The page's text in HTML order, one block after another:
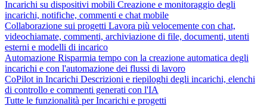
Incarichi su dispositivi mobili Creazione e monitoraggio degli
incarichi, notifiche, commenti e chat mobile
Collaborazione sui progetti Lavora più velocemente con chat,
videochiamate, commenti, archiviazione di file, documenti, utenti
esterni e modelli di incarico
Automazione Risparmia tempo con la creazione automatica degli
incarichi e con l'automazione dei flussi di lavoro
CoPilot in Incarichi Descrizioni e riepiloghi degli incarichi, elenchi
di controllo e commenti generati con l'IA
Tutte le funzionalità per Incarichi e progetti